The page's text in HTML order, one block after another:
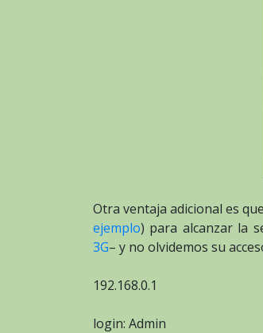
Otra ventaja adicional es
ejemplo) para alcanzar la
3G– y no olvidemos su
192.168.0.1
login: Admin